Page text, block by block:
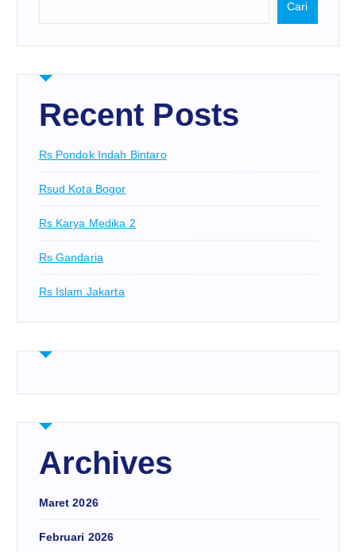
Cari
Recent Posts
Rs Pondok Indah Bintaro
Rsud Kota Bogor
Rs Karya Medika 2
Rs Gandaria
Rs Islam Jakarta
Archives
Maret 2026
Februari 2026